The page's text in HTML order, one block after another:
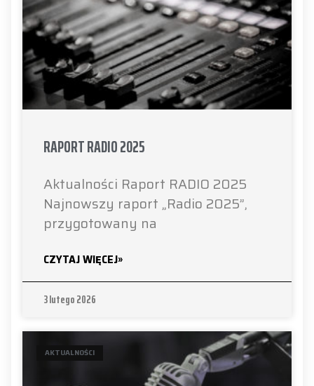
RAPORT RADIO 2025
Aktualności Raport RADIO 2025
Najnowszy raport „Radio 2025”,
przygotowany na
CZYTAJ WIĘCEJ»
3 lutego 2026
AKTUALNOŚCI